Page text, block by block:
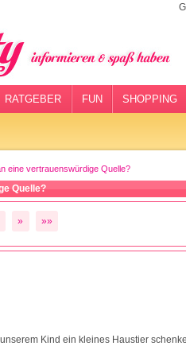
RATGEBER FUN SHOPPING
eine vertrauenswürdige Quelle?
Quelle?
» »»
Kind ein kleines Haustier